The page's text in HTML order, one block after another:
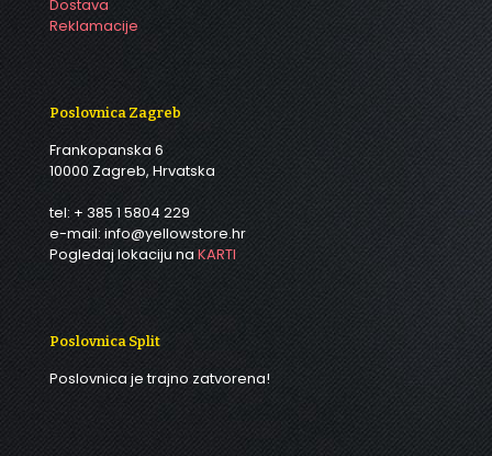
Dostava
Reklamacije
Poslovnica Zagreb
Frankopanska 6
10000 Zagreb, Hrvatska
tel: + 385 1 5804 229
e-mail: info@yellowstore.hr
Pogledaj lokaciju na KARTI
Poslovnica Split
Poslovnica je trajno zatvorena!